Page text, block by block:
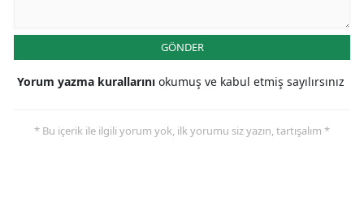
GÖNDER
Yorum yazma kurallarını okumuş ve kabul etmiş sayılırsınız
* Bu içerik ile ilgili yorum yok, ilk yorumu siz yazın, tartışalım *